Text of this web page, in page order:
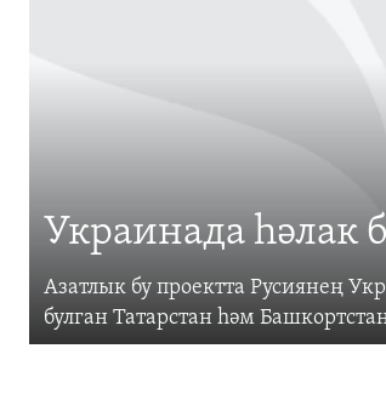
Украинада һәлак
Азатлык бу проектта Русиянең
булган Татарстан һәм